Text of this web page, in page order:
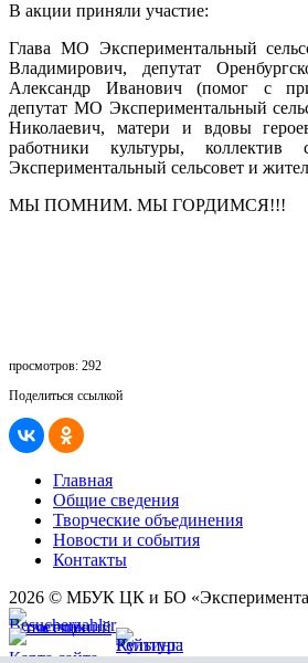
В акции приняли участие:
Глава МО Экспериментальный
Владимирович, депутат
Александр Иванович (помог с
депутат МО Экспериментальный
Николаевич, матери и вдовы
работники культуры,
Экспериментальный сельсовет и
МЫ ПОМНИМ. МЫ ГОРДИМСЯ!!!
просмотров: 292
Поделиться ссылкой
Главная
Общие сведения
Творческие объединения
Новости и события
Контакты
2026 © МБУК ЦК и БО
Карта сайта